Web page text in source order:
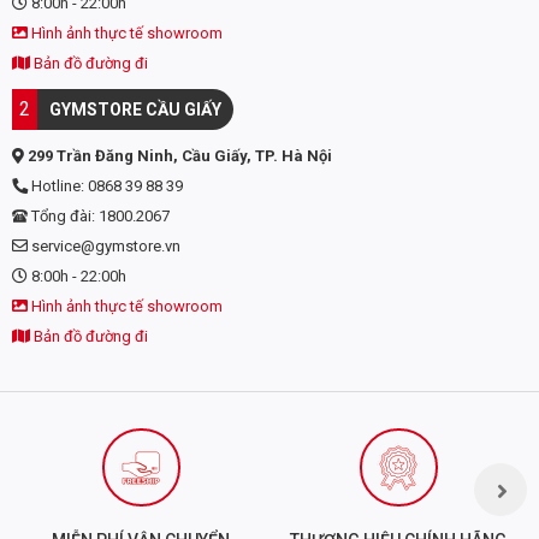
CONTAINS:MILK AND SOY.
Notice: Use this product as a food supplement only. Do not use
for weight reduction.
Hình ảnh thực tế showroom
Bản đồ đường đi
2 GYMSTORE CẦU GIẤY
299 Trần Đăng Ninh, Cầu Giấy, TP. Hà Nội
Hotline: 0868 39 88 39
Tổng đài: 1800.2067
service@gymstore.vn
8:00h - 22:00h
Hình ảnh thực tế showroom
Bản đồ đường đi